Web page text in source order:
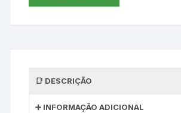
DESCRIÇÃO
INFORMAÇÃO ADICIONAL